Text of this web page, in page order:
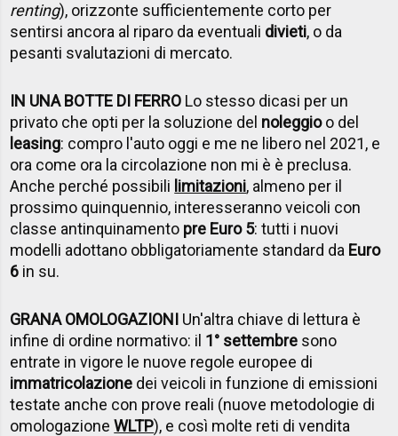
renting), orizzonte sufficientemente corto per
sentirsi ancora al riparo da eventuali divieti, o da
pesanti svalutazioni di mercato.
IN UNA BOTTE DI FERRO Lo stesso dicasi per un
privato che opti per la soluzione del noleggioo del
leasing: compro l'auto oggi e me ne libero nel 2021, e
ora come ora la circolazione non mi è è preclusa.
Anche perché possibili limitazioni, almeno per il
prossimo quinquennio, interesseranno veicoli con
classe antinquinamento pre Euro 5: tutti i nuovi
modelli adottano obbligatoriamente standard da Euro
6 in su.
GRANA OMOLOGAZIONI Un'altra chiave di lettura è
infine di ordine normativo: il 1° settembre sono
entrate in vigore le nuove regole europee di
immatricolazione dei veicoli in funzione di emissioni
testate anche con prove reali (nuove metodologie di
omologazioneWLTP), e così molte reti di vendita